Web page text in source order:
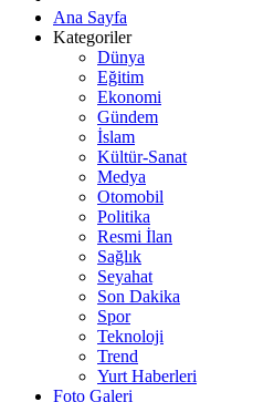
Ana Sayfa
Kategoriler
Dünya
Eğitim
Ekonomi
Gündem
İslam
Kültür-Sanat
Medya
Otomobil
Politika
Resmi İlan
Sağlık
Seyahat
Son Dakika
Spor
Teknoloji
Trend
Yurt Haberleri
Foto Galeri